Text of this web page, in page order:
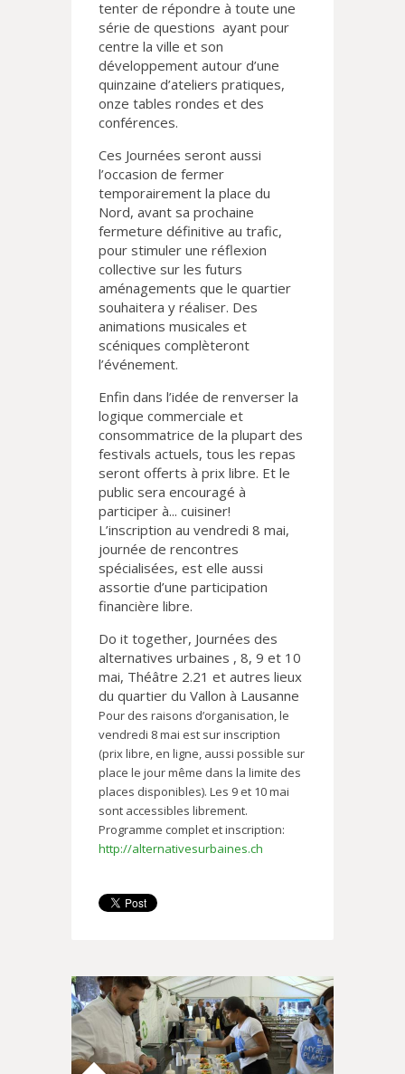
tenter de répondre à toute une
série de questions ayant pour
centre la ville et son
développement autour d’une
quinzaine d’ateliers pratiques,
onze tables rondes et des
conférences.
Ces Journées seront aussi
l’occasion de fermer
temporairement la place du
Nord, avant sa prochaine
fermeture définitive au trafic,
pour stimuler une réflexion
collective sur les futurs
aménagements que le quartier
souhaitera y réaliser. Des
animations musicales et
scéniques complèteront
l’événement.
Enfin dans l’idée de renverser la
logique commerciale et
consommatrice de la plupart des
festivals actuels, tous les repas
seront offerts à prix libre. Et le
public sera encouragé à
participer à... cuisiner!
L’inscription au vendredi 8 mai,
journée de rencontres
spécialisées, est elle aussi
assortie d’une participation
financière libre.
Do it together, Journées des
alternatives urbaines , 8, 9 et 10
mai, Théâtre 2.21 et autres lieux
du quartier du Vallon à Lausanne
Pour des raisons d’organisation, le
vendredi 8 mai est sur inscription
(prix libre, en ligne, aussi possible sur
place le jour même dans la limite des
places disponibles). Les 9 et 10 mai
sont accessibles librement.
Programme complet et inscription:
http://alternativesurbaines.ch